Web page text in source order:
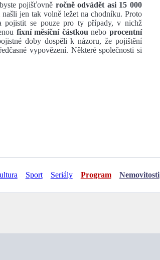
pojišťovně ročně odvádět asi 15 000
jen tak volně ležet na chodníku. Proto
se pouze pro ty případy, v nichž
fixní měsíční částkouneboprocentní
doby dospěli k názoru, že pojištění
vypovězení. Některé společnosti si
Sport Seriály Program Nemovitosti